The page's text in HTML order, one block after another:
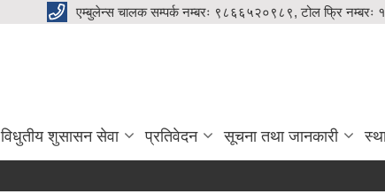
एम्बुलेन्स चालक सम्पर्क नम्बरः ९८६६५२०९८९, टोल फ्रि
विधुतीय शुसासन सेवा प्रतिवेदन सूचना तथा जानकारी